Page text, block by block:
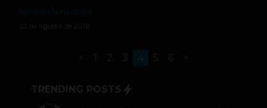
22 de agosto de 2016
1 3 4 5 6
TRENDING POSTS